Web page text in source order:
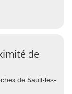
de
de Sault-les-